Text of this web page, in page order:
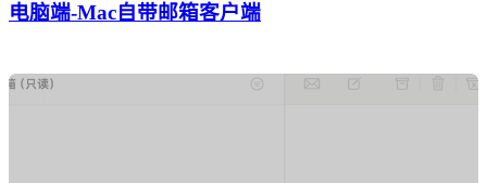
电脑端-Mac自带邮箱客户端